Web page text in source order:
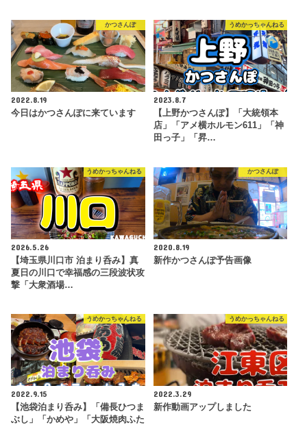
かつさんぽ
2022.8.19
今日はかつさんぽに来ています
うめかっちゃんねる
2023.8.7
【上野かつさんぽ】「大統領本
店」「アメ横ホルモン611」「神
田っ子」「昇…
うめかっちゃんねる
2026.5.26
【埼玉県川口市 泊まり呑み】真
夏日の川口で幸福感の三段波状攻
撃「大衆酒場…
かつさんぽ
2020.8.19
新作かつさんぽ予告画像
うめかっちゃんねる
2022.9.15
【池袋泊まり呑み】「備長ひつま
ぶし」「かめや」「大阪焼肉ふた
うめかっちゃんねる
2022.3.29
新作動画アップしました